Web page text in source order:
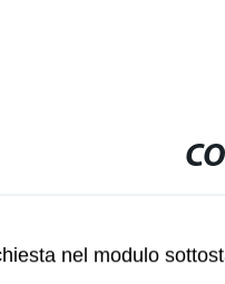
nel modulo